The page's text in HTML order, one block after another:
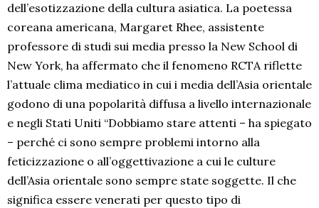
dell’esotizzazione della cultura asiatica. La poetessa
coreana americana, Margaret Rhee, assistente
professore di studi sui media presso la New School di
New York, ha affermato che il fenomeno RCTA riflette
l’attuale clima mediatico in cui i media dell’Asia orientale
godono di una popolarità diffusa a livello internazionale
e negli Stati Uniti “Dobbiamo stare attenti – ha spiegato
– perché ci sono sempre problemi intorno alla
feticizzazione o all’oggettivazione a cui le culture
dell’Asia orientale sono sempre state soggette. Il che
significa essere venerati per questo tipo di